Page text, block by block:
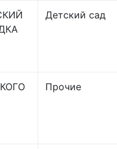
Детский сад
Прочие